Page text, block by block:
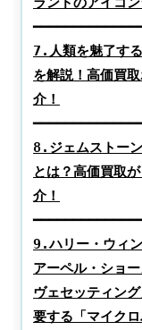
7.人類を魅了す
を解説！高価買
8.ジェムストー
とは？高価買取
9.ハリー・ウィ
アーペル・ショ
ヴェセッティン
要する「マイク